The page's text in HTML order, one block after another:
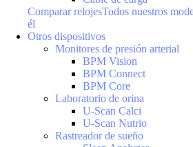
Comparar relojesTodos nuestros
él
Otros dispositivos
Monitores de presión arterial
BPM Vision
BPM Connect
BPM Core
Laboratorio de orina
U-Scan Calci
U-Scan Nutrio
Rastreador de sueño